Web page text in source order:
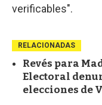
verificables".
RELACIONADAS
Revés para
Electoral
elecciones de